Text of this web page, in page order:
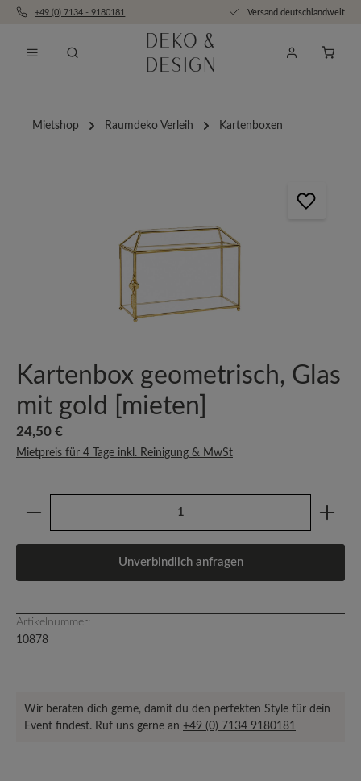
Zum Hauptinhalt springen
+49 (0) 7134 - 9180181 Versand deutschlandweit
Mietshop Raumdeko Verleih Kartenboxen
Kartenbox geometrisch, Glas
mit gold [mieten]
Regulärer Preis:
24,50 €
Mietpreis für 4 Tage inkl. Reinigung & MwSt
Produkt Anzahl: Gib den gewünschten Wert ein
Unverbindlich anfragen
Artikelnummer:
10878
Wir beraten dich gerne, damit du den perfekten Style für dein
Event findest. Ruf uns gerne an +49 (0) 7134 9180181